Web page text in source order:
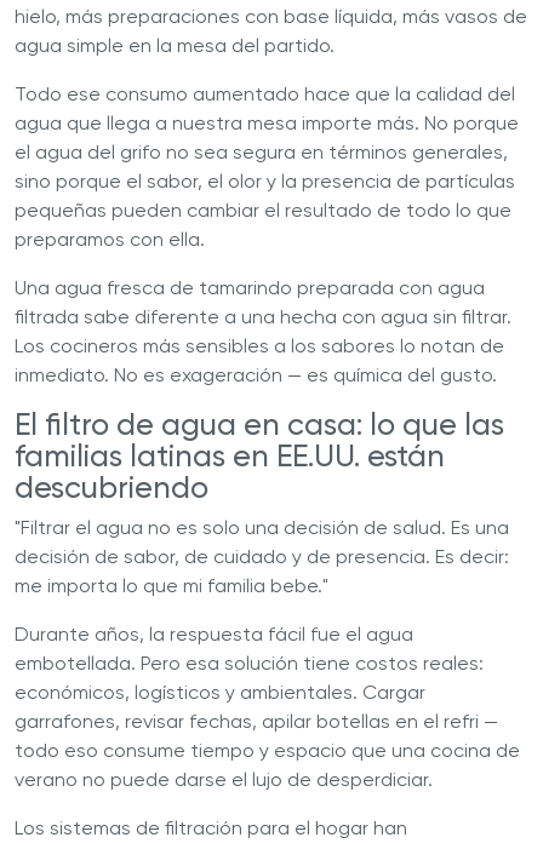
hielo, más preparaciones con base líquida, más vasos de
agua simple en la mesa del partido.
Todo ese consumo aumentado hace que la calidad del
agua que llega a nuestra mesa importe más. No porque
el agua del grifo no sea segura en términos generales,
sino porque el sabor, el olor y la presencia de partículas
pequeñas pueden cambiar el resultado de todo lo que
preparamos con ella.
Una agua fresca de tamarindo preparada con agua
filtrada sabe diferente a una hecha con agua sin filtrar.
Los cocineros más sensibles a los sabores lo notan de
inmediato. No es exageración — es química del gusto.
El filtro de agua en casa: lo que las
familias latinas en EE.UU. están
descubriendo
"Filtrar el agua no es solo una decisión de salud. Es una
decisión de sabor, de cuidado y de presencia. Es decir:
me importa lo que mi familia bebe."
Durante años, la respuesta fácil fue el agua
embotellada. Pero esa solución tiene costos reales:
económicos, logísticos y ambientales. Cargar
garrafones, revisar fechas, apilar botellas en el refri —
todo eso consume tiempo y espacio que una cocina de
verano no puede darse el lujo de desperdiciar.
Los sistemas de filtración para el hogar han